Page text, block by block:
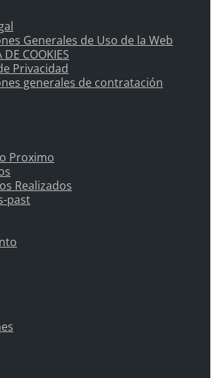
Generales de Uso de la Web
DE COOKIES
Privacidad
generales de contratación
Proximo
Realizados
past